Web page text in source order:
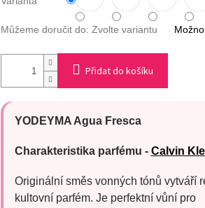
Můžeme doručit do: Zvolte variantu
Přidat do košíku
YODEYMA Agua Fresca
Charakteristika parfému - Calvin
Originální směs vonných tónů vytváří
kultovní parfém. Je perfektní vůní pro